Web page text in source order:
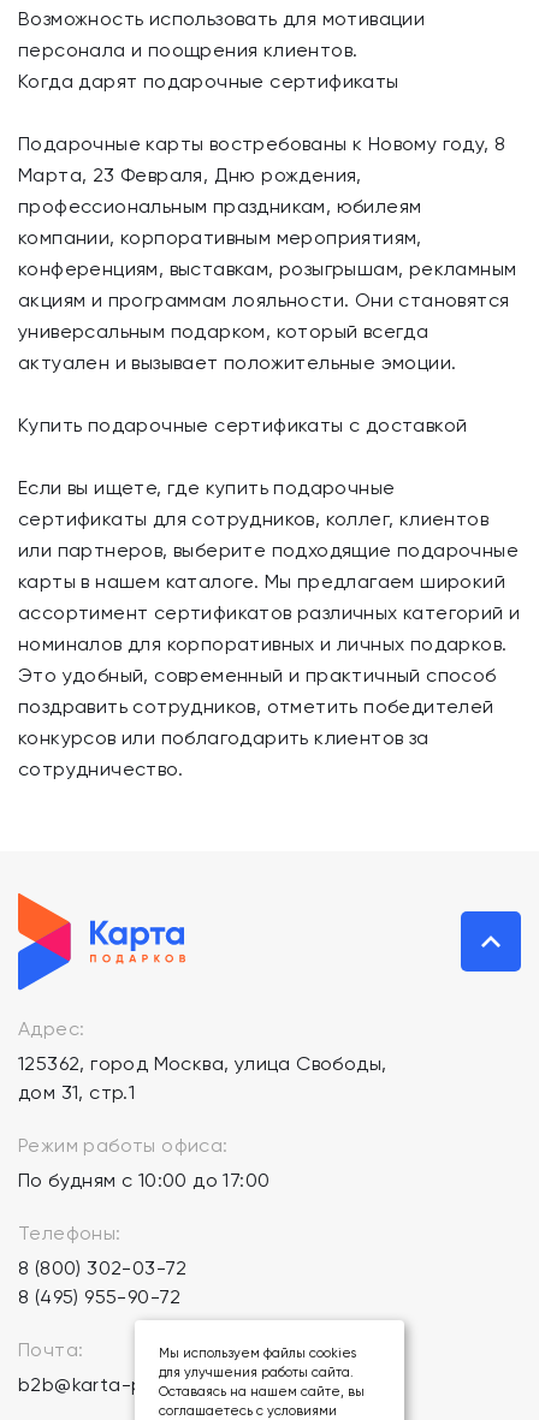
Возможность использовать для мотивации
персонала и поощрения клиентов.
Когда дарят подарочные сертификаты
Подарочные карты востребованы к Новому году, 8
Марта, 23 Февраля, Дню рождения,
профессиональным праздникам, юбилеям
компании, корпоративным мероприятиям,
конференциям, выставкам, розыгрышам, рекламным
акциям и программам лояльности. Они становятся
универсальным подарком, который всегда
актуален и вызывает положительные эмоции.
Купить подарочные сертификаты с доставкой
Если вы ищете, где купить подарочные
сертификаты для сотрудников, коллег, клиентов
или партнеров, выберите подходящие подарочные
карты в нашем каталоге. Мы предлагаем широкий
ассортимент сертификатов различных категорий и
номиналов для корпоративных и личных подарков.
Это удобный, современный и практичный способ
поздравить сотрудников, отметить победителей
конкурсов или поблагодарить клиентов за
сотрудничество.
Адрес:
125362, город Москва, улица Свободы,
дом 31, стр.1
Режим работы офиса:
По будням с 10:00 до 17:00
Телефоны:
8 (800) 302-03-72
8 (495) 955-90-72
Почта:
b2b@karta-podarkov.ru
Мы используем файлы cookies
для улучшения работы сайта.
Оставаясь на нашем сайте, вы
соглашаетесь с условиями